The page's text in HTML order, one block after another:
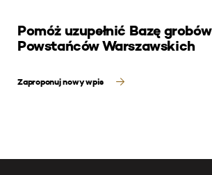
Pomóż uzupełnić Bazę grobów
Powstańców Warszawskich
Zaproponuj nowy wpis